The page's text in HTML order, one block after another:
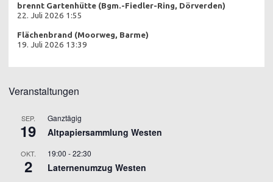
brennt Gartenhütte (Bgm.-Fiedler-Ring, Dörverden)
22. Juli 2026 1:55
Flächenbrand (Moorweg, Barme)
19. Juli 2026 13:39
Veranstaltungen
SEP.
19
Ganztägig
Altpapiersammlung Westen
OKT.
2
19:00 -22:30
Laternenumzug Westen